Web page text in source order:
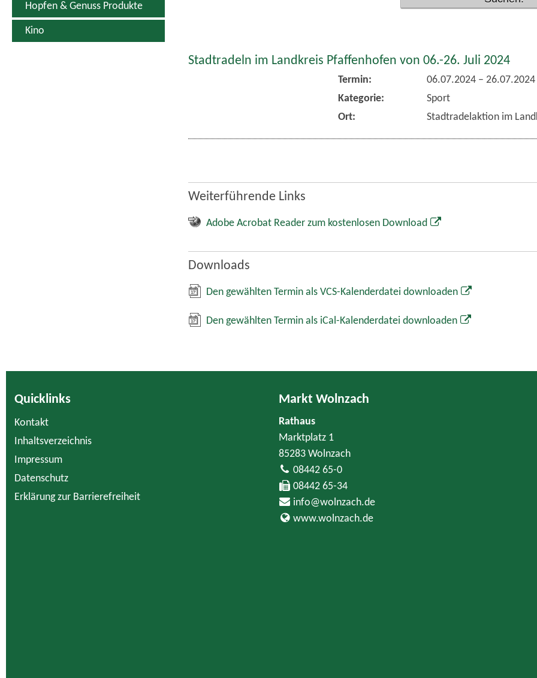
Hopfen & Genuss Produkte
Kino
Stadtradeln im Landkreis Pfaffenhofen von 06.-26. Juli 2024
Termin: 06.07.2024– 26.07.2024
Kategorie:
Sport
Ort:
Stadtradelaktion im
Weiterführende Links
Adobe Acrobat Reader zum kostenlosen Download
Downloads
Den gewählten Termin als VCS-Kalenderdatei downloaden
Den gewählten Termin als iCal-Kalenderdatei downloaden
Quicklinks
Kontakt
Inhaltsverzeichnis
Impressum
Datenschutz
Erklärung zur Barrierefreiheit
Markt Wolnzach
Rathaus
Marktplatz 1
85283 Wolnzach
08442 65-0
08442 65-34
info@wolnzach.de
www.wolnzach.de